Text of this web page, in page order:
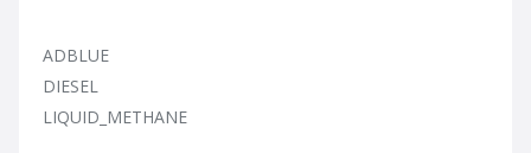
ADBLUE
DIESEL
LIQUID_METHANE